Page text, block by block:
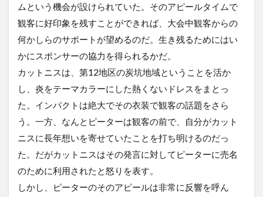
ムという機会が設けられていた。そのアピールタイムで
観客に好印象を残すことができれば、大会中観客からの
何かしらのサポートが望めるのだ。生き残るためにはい
かにスポンサーの協力を得られるかだ。
カットニスは、第12地区の炭坑地域ということを活か
し、炎をテーマカラーにした熱くないドレスをまとっ
た。インパクトは絶大でその衣装で観客の話題をさら
う。一方、なんとピーターは観客の前で、自分がカット
ニスに長年想いを寄せていたことを打ち明けるのだっ
た。だがカットニスはその発言に対してピーターに売名
のために利用されたと怒りを表す。
しかし、ピーターのそのアピールは非常に反響を呼ん